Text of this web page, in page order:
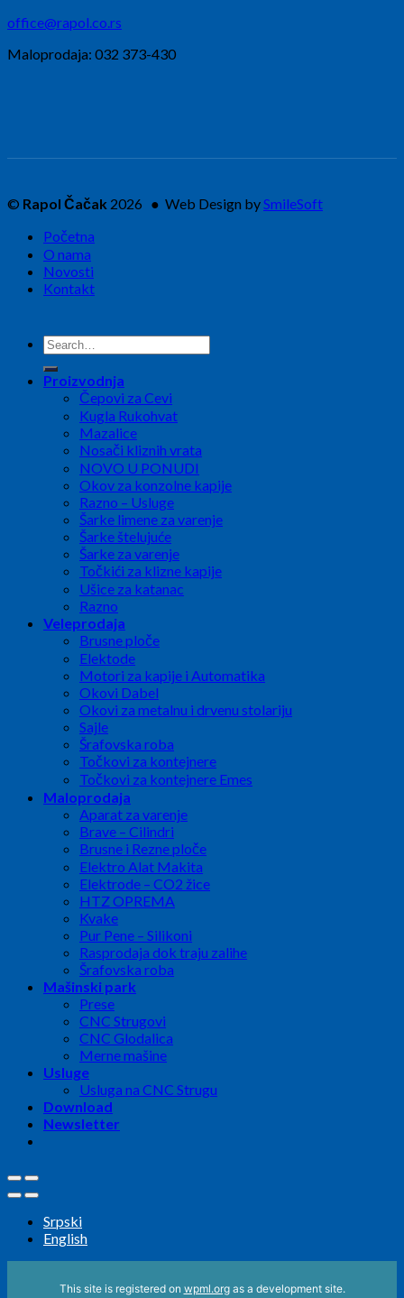
office@rapol.co.rs
Maloprodaja: 032 373-430
© Rapol Čačak 2026 ● Web Design by SmileSoft
Početna
O nama
Novosti
Kontakt
Search
for:
Proizvodnja
Čepovi za Cevi
Kugla Rukohvat
Mazalice
Nosači kliznih vrata
NOVO U PONUDI
Okov za konzolne kapije
Razno – Usluge
Šarke limene za varenje
Šarke štelujuće
Šarke za varenje
Točkići za klizne kapije
Ušice za katanac
Razno
Veleprodaja
Brusne ploče
Elektode
Motori za kapije i Automatika
Okovi Dabel
Okovi za metalnu i drvenu stolariju
Sajle
Šrafovska roba
Točkovi za kontejnere
Točkovi za kontejnere Emes
Maloprodaja
Aparat za varenje
Brave – Cilindri
Brusne i Rezne ploče
Elektro Alat Makita
Elektrode – CO2 žice
HTZ OPREMA
Kvake
Pur Pene – Silikoni
Rasprodaja dok traju zalihe
Šrafovska roba
Mašinski park
Prese
CNC Strugovi
CNC Glodalica
Merne mašine
Usluge
Usluga na CNC Strugu
Download
Newsletter
Srpski
English
This site is registered on wpml.orgas a development site.